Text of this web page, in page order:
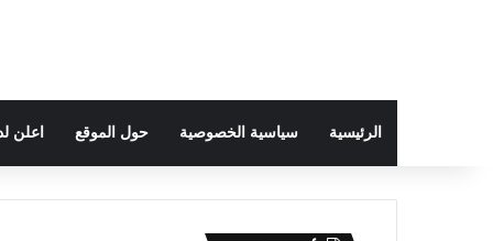
الرئيسية سياسية الخصوصية حول الموقع اعلن